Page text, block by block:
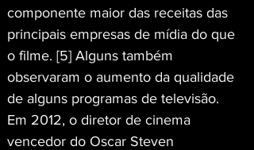
componente maior das receitas das
principais empresas de mídia do que
o filme. [5] Alguns também
observaram o aumento da qualidade
de alguns programas de televisão.
Em 2012, o diretor de cinema
vencedor do Oscar Steven